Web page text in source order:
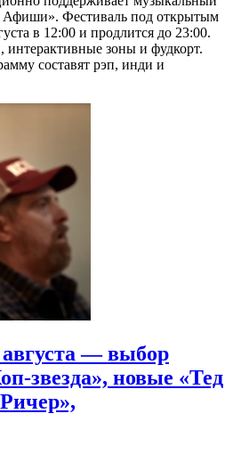
Афиши». Фестиваль под открытым
в 12:00 и продлится до 23:00.
интерактивные зоны и фудкорт.
составят рэп, инди и
августа — выбор
звезда», новые «Тед